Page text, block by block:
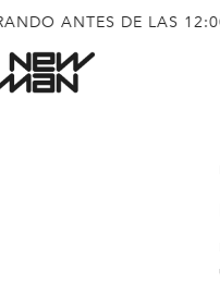
ANTES DE LAS